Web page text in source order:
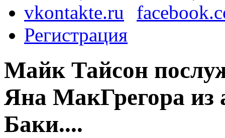
Регистрация
Майк Тайсон
Яна МакГрегора из
Баки....